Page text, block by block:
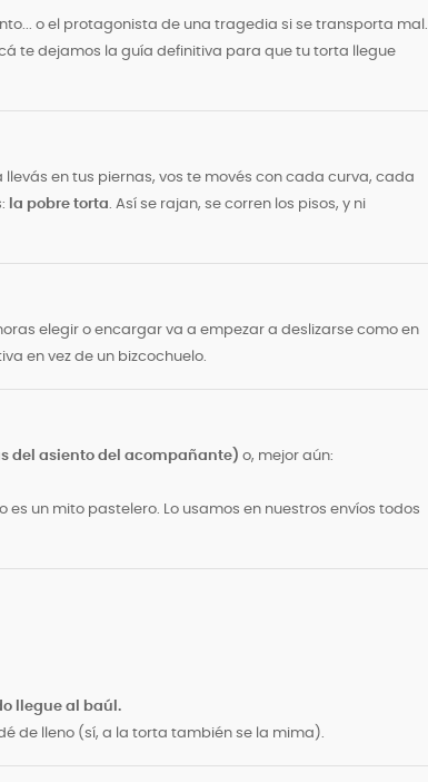
o el protagonista de una tragedia si se transporta mal.
te dejamos la guía definitiva para que tu torta llegue
llevás en tus piernas, vos te movés con cada curva, cada
la pobre torta. Así se rajan, se corren los pisos, y ni
elegir o encargar va a empezar a deslizarse como en
en vez de un bizcochuelo.
del asiento del acompañante) o, mejor aún:
es un mito pastelero. Lo usamos en nuestros envíos todos
llegue al baúl.
de lleno (sí, a la torta también se la mima).